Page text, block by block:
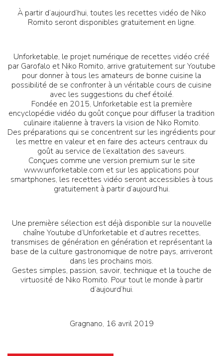
À partir d’aujourd’hui, toutes les recettes vidéo de Niko
Romito seront disponibles gratuitement en ligne.
Unforketable, le projet numérique de recettes vidéo créé
par Garofalo et Niko Romito, arrive gratuitement sur Youtube
pour donner à tous les amateurs de bonne cuisine la
possibilité de se confronter à un véritable cours de cuisine
avec les suggestions du chef étoilé.
Fondée en 2015, Unforketable est la première
encyclopédie vidéo du goût conçue pour diffuser la tradition
culinaire italienne à travers la vision de Niko Romito.
Des préparations qui se concentrent sur les ingrédients pour
les mettre en valeur et en faire des acteurs centraux du
goût au service de l’exaltation des saveurs.
Conçues comme une version premium sur le site
www.unforketable.com et sur les applications pour
smartphones, les recettes vidéo seront accessibles à tous
gratuitement à partir d’aujourd’hui.
Une première sélection est déjà disponible sur la nouvelle
chaîne Youtube d’Unforketable et d’autres recettes,
transmises de génération en génération et représentant la
base de la culture gastronomique de notre pays, arriveront
dans les prochains mois.
Gestes simples, passion, savoir, technique et la touche de
virtuosité de Niko Romito. Pour tout le monde à partir
d’aujourd’hui.
Gragnano, 16 avril 2019